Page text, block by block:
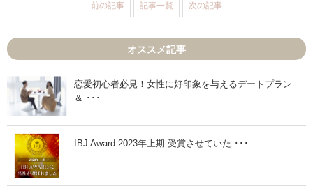
に
し
て
の
度
感
す
正
前の記事 記事一覧
の
程
3
間
先
？
次の記事
オススメ記事
恋愛初心者必見！女性に好印象を与えるデートプラン
＆ ･･･
IBJ Award 2023年上期 受賞させていた ･･･